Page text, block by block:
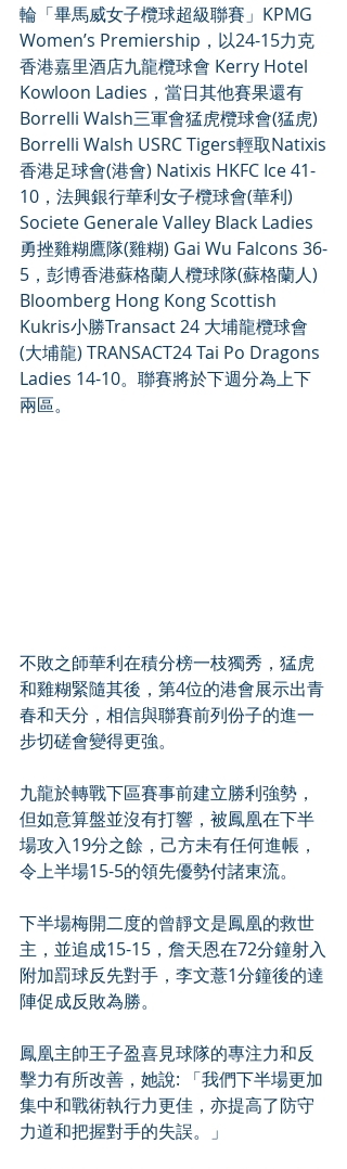
輪「畢馬威女子欖球超級聯賽」KPMG
Women’s Premiership，以24-15力克
香港嘉里酒店九龍欖球會 Kerry Hotel
Kowloon Ladies，當日其他賽果還有
Borrelli Walsh三軍會猛虎欖球會(猛虎)
Borrelli Walsh USRC Tigers輕取Natixis
香港足球會(港會) Natixis HKFC Ice 41-
10，法興銀行華利女子欖球會(華利)
Societe Generale Valley Black Ladies
勇挫雞糊鷹隊(雞糊) Gai Wu Falcons 36-
5，彭博香港蘇格蘭人欖球隊(蘇格蘭人)
Bloomberg Hong Kong Scottish
Kukris小勝Transact 24 大埔龍欖球會
(大埔龍) TRANSACT24 Tai Po Dragons
Ladies 14-10。聯賽將於下週分為上下
兩區。
不敗之師華利在積分榜一枝獨秀，猛虎
和雞糊緊隨其後，第4位的港會展示出青
春和天分，相信與聯賽前列份子的進一
步切磋會變得更強。
九龍於轉戰下區賽事前建立勝利強勢，
但如意算盤並沒有打響，被鳳凰在下半
場攻入19分之餘，己方未有任何進帳，
令上半場15-5的領先優勢付諸東流。
下半場梅開二度的曾靜文是鳳凰的救世
主，並追成15-15，詹天恩在72分鐘射入
附加罰球反先對手，李文薏1分鐘後的達
陣促成反敗為勝。
鳳凰主帥王子盈喜見球隊的專注力和反
擊力有所改善，她說: 「我們下半場更加
集中和戰術執行力更佳，亦提高了防守
力道和把握對手的失誤。」